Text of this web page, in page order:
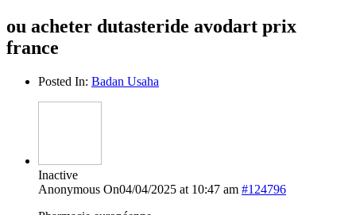
ou acheter dutasteride avodart prix
france
Posted In: Badan Usaha
Inactive
Anonymous On04/04/2025 at 10:47 am #124796